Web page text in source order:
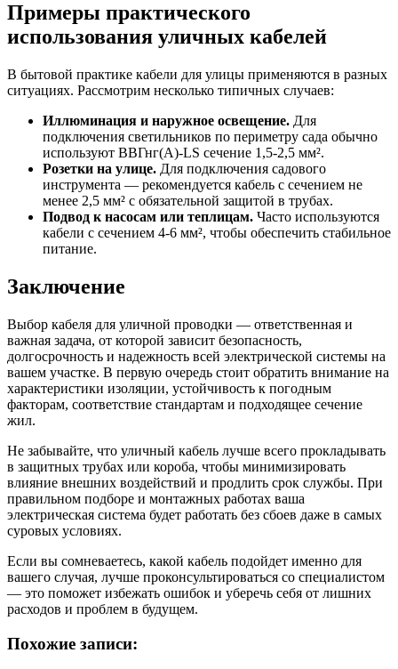
Примеры практического
использования уличных кабелей
В бытовой практике кабели для улицы применяются в разных
ситуациях. Рассмотрим несколько типичных случаев:
Иллюминация и наружное освещение. Для
подключения светильников по периметру сада обычно
используют ВВГнг(А)-LS сечение 1,5-2,5 мм².
Розетки на улице. Для подключения садового
инструмента — рекомендуется кабель с сечением не
менее 2,5 мм² с обязательной защитой в трубах.
Подвод к насосам или теплицам. Часто используются
кабели с сечением 4-6 мм², чтобы обеспечить стабильное
питание.
Заключение
Выбор кабеля для уличной проводки — ответственная и
важная задача, от которой зависит безопасность,
долгосрочность и надежность всей электрической системы на
вашем участке. В первую очередь стоит обратить внимание на
характеристики изоляции, устойчивость к погодным
факторам, соответствие стандартам и подходящее сечение
жил.
Не забывайте, что уличный кабель лучше всего прокладывать
в защитных трубах или короба, чтобы минимизировать
влияние внешних воздействий и продлить срок службы. При
правильном подборе и монтажных работах ваша
электрическая система будет работать без сбоев даже в самых
суровых условиях.
Если вы сомневаетесь, какой кабель подойдет именно для
вашего случая, лучше проконсультироваться со специалистом
— это поможет избежать ошибок и уберечь себя от лишних
расходов и проблем в будущем.
Похожие записи: